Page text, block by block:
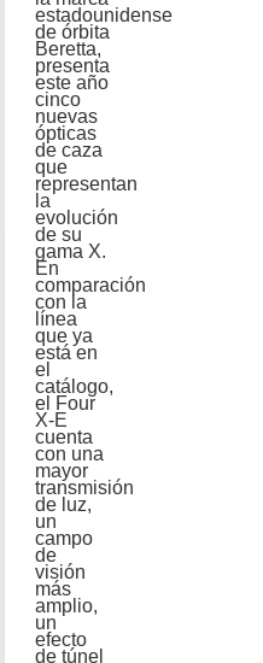
estadounidense
de órbita
Beretta,
presenta
este año
cinco
nuevas
ópticas
de caza
que
representan
la
evolución
de su
gama X.
En
comparación
con la
línea
que ya
está en
el
catálogo,
el Four
X-E
cuenta
con una
mayor
transmisión
de luz,
un
campo
de
visión
más
amplio,
un
efecto
de túnel